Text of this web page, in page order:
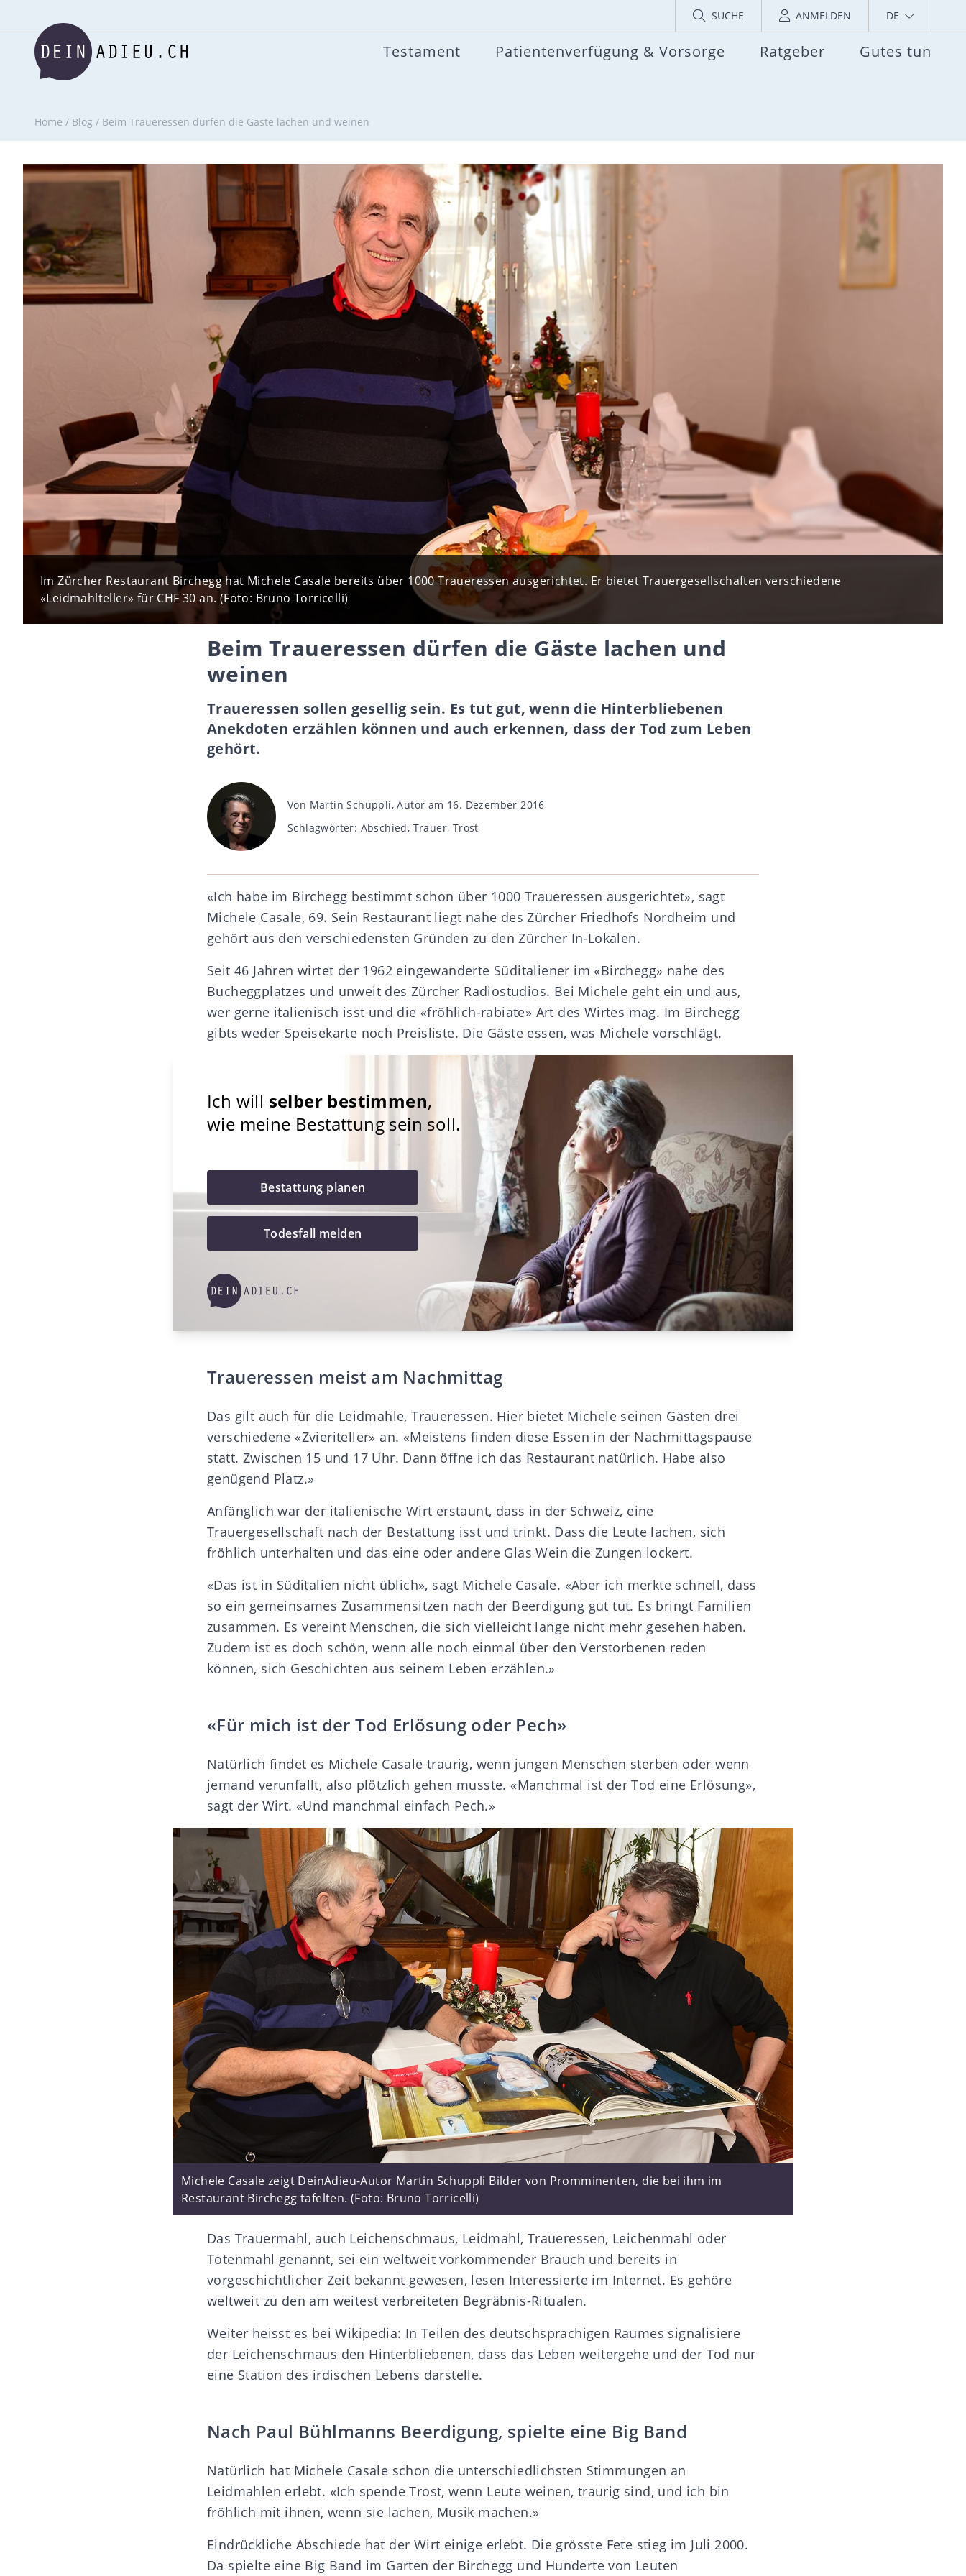
SUCHE ANMELDEN DE
Testament Patientenverfügung & Vorsorge Ratgeber Gutes tun
Home / Blog / Beim Traueressen dürfen die Gäste lachen und weinen
Im Zürcher Restaurant Birchegg hat Michele Casale bereits über 1000 Traueressen ausgerichtet. Er bietet Trauergesellschaften verschiedene
«Leidmahlteller» für CHF 30 an. (Foto: Bruno Torricelli)
Beim Traueressen dürfen die Gäste lachen und
weinen
Traueressen sollen gesellig sein. Es tut gut, wenn die Hinterbliebenen
Anekdoten erzählen können und auch erkennen, dass der Tod zum Leben
gehört.
Beitragsautor
Von Martin Schuppli, Autor am 16. Dezember 2016
Schlagwörter
Schlagwörter: Abschied, Trauer, Trost
«Ich habe im Birchegg bestimmt schon über 1000 Traueressen ausgerichtet», sagt
Michele Casale, 69. Sein Restaurant liegt nahe des Zürcher Friedhofs Nordheim und
gehört aus den verschiedensten Gründen zu den Zürcher In-Lokalen.
Seit 46 Jahren wirtet der 1962 eingewanderte Süditaliener im «Birchegg» nahe des
Bucheggplatzes und unweit des Zürcher Radiostudios. Bei Michele geht ein und aus,
wer gerne italienisch isst und die «fröhlich-rabiate» Art des Wirtes mag. Im Birchegg
gibts weder Speisekarte noch Preisliste. Die Gäste essen, was Michele vorschlägt.
Ich will selber bestimmen,
wie meine Bestattung sein soll.
Bestattung planen
Todesfall melden
Traueressen meist am Nachmittag
Das gilt auch für die Leidmahle, Traueressen. Hier bietet Michele seinen Gästen drei
verschiedene «Zvieriteller» an. «Meistens finden diese Essen in der Nachmittagspause
statt. Zwischen 15 und 17 Uhr. Dann öffne ich das Restaurant natürlich. Habe also
genügend Platz.»
Anfänglich war der italienische Wirt erstaunt, dass in der Schweiz, eine
Trauergesellschaft nach der Bestattung isst und trinkt. Dass die Leute lachen, sich
fröhlich unterhalten und das eine oder andere Glas Wein die Zungen lockert.
«Das ist in Süditalien nicht üblich», sagt Michele Casale. «Aber ich merkte schnell, dass
so ein gemeinsames Zusammensitzen nach der Beerdigung gut tut. Es bringt Familien
zusammen. Es vereint Menschen, die sich vielleicht lange nicht mehr gesehen haben.
Zudem ist es doch schön, wenn alle noch einmal über den Verstorbenen reden
können, sich Geschichten aus seinem Leben erzählen.»
«Für mich ist der Tod Erlösung oder Pech»
Natürlich findet es Michele Casale traurig, wenn jungen Menschen sterben oder wenn
jemand verunfallt, also plötzlich gehen musste. «Manchmal ist der Tod eine Erlösung»,
sagt der Wirt. «Und manchmal einfach Pech.»
Michele Casale zeigt DeinAdieu-Autor Martin Schuppli Bilder von Promminenten, die bei ihm im
Restaurant Birchegg tafelten. (Foto: Bruno Torricelli)
Das Trauermahl, auch Leichenschmaus, Leidmahl, Traueressen, Leichenmahl oder
Totenmahl genannt, sei ein weltweit vorkommender Brauch und bereits in
vorgeschichtlicher Zeit bekannt gewesen, lesen Interessierte im Internet. Es gehöre
weltweit zu den am weitest verbreiteten Begräbnis-Ritualen.
Weiter heisst es bei Wikipedia: In Teilen des deutschsprachigen Raumes signalisiere
der Leichenschmaus den Hinterbliebenen, dass das Leben weitergehe und der Tod nur
eine Station des irdischen Lebens darstelle.
Nach Paul Bühlmanns Beerdigung, spielte eine Big Band
Natürlich hat Michele Casale schon die unterschiedlichsten Stimmungen an
Leidmahlen erlebt. «Ich spende Trost, wenn Leute weinen, traurig sind, und ich bin
fröhlich mit ihnen, wenn sie lachen, Musik machen.»
Eindrückliche Abschiede hat der Wirt einige erlebt. Die grösste Fete stieg im Juli 2000.
Da spielte eine Big Band im Garten der Birchegg und Hunderte von Leuten